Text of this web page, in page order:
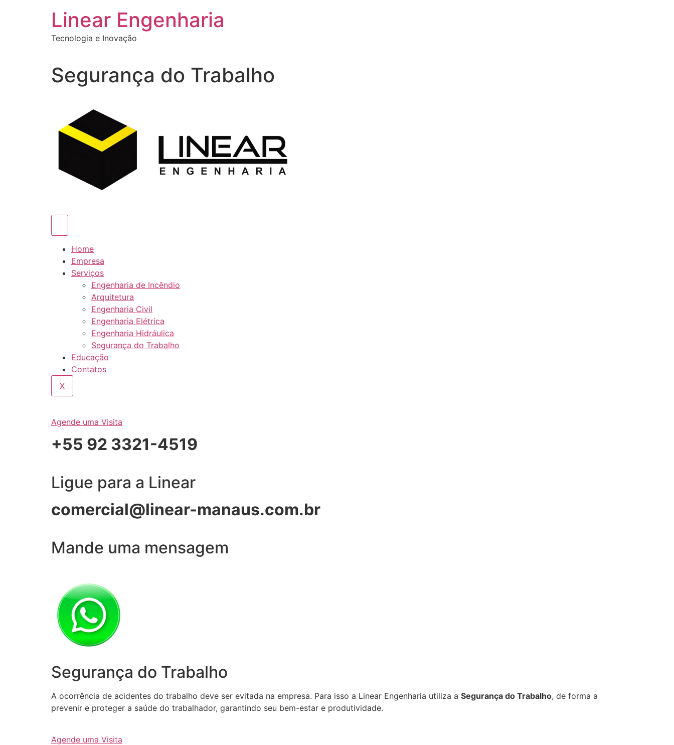
Linear Engenharia
Tecnologia e Inovação
Segurança do Trabalho
Home
Empresa
Serviços
Engenharia de Incêndio
Arquitetura
Engenharia Civil
Engenharia Elétrica
Engenharia Hidráulica
Segurança do Trabalho
Educação
Contatos
X
Agende uma Visita
+55 92 3321-4519
Ligue para a Linear
comercial@linear-manaus.com.br
Mande uma mensagem
Segurança do Trabalho
A ocorrência de acidentes do trabalho deve ser evitada na empresa. Para isso a Linear Engenharia utiliza a Segurança do Trabalho, de forma a
prevenir e proteger a saúde do trabalhador, garantindo seu bem-estar e produtividade.
Agende uma Visita